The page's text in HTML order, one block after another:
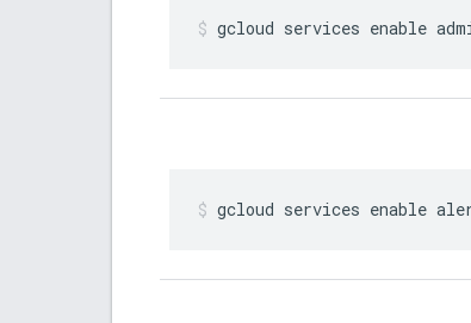
gcloud services enable
gcloud services enable